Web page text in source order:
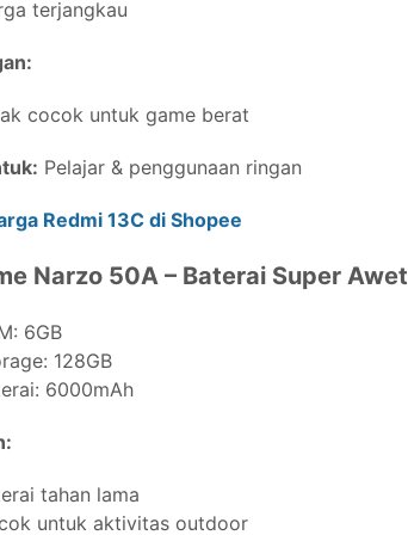
terjangkau
cocok untuk game berat
Pelajar & penggunaan ringan
Redmi 13C di Shopee
Narzo 50A – Baterai Super Awet
6GB
128GB
6000mAh
tahan lama
untuk aktivitas outdoor